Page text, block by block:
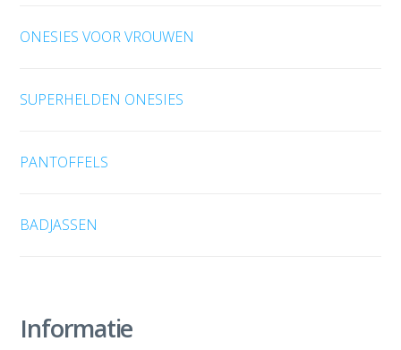
ONESIES VOOR VROUWEN
SUPERHELDEN ONESIES
PANTOFFELS
BADJASSEN
Informatie